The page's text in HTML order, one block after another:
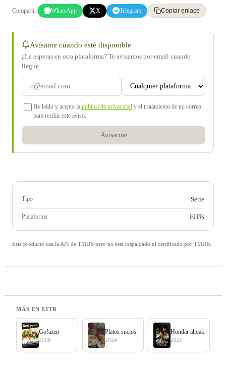
Compartir: WhatsApp X Telegram Copiar enlace
Avísame cuando esté disponible
¿La esperas en otra plataforma? Te avisamos por email cuando
llegue.
He leído y acepto la política de privacidad y el tratamiento de mi correo
para recibir este aviso.
Avisarme
Tipo Serie
Plataforma EITB
Este producto usa la API de TMDB pero no está respaldado ni certificado por TMDB.
MÁS EN EITB
Go!azen
2008
Platos sucios
2024
Hondar ahoak
2020